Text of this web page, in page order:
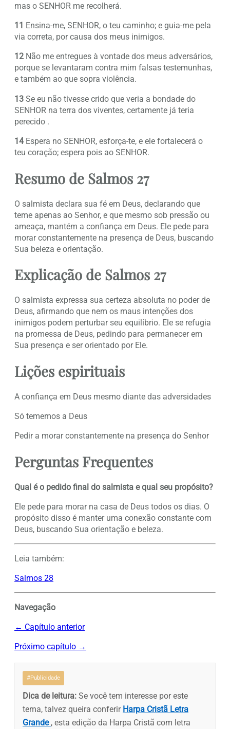
mas o SENHOR me recolherá.
11 Ensina-me, SENHOR, o teu caminho; e guia-me pela
via correta, por causa dos meus inimigos.
12 Não me entregues à vontade dos meus adversários,
porque se levantaram contra mim falsas testemunhas,
e também ao que sopra violência.
13 Se eu não tivesse crido que veria a bondade do
SENHOR na terra dos viventes, certamente já teria
perecido .
14Espera no SENHOR, esforça-te, e ele fortalecerá o
teu coração; espera pois ao SENHOR.
Resumo de Salmos 27
O salmista declara sua fé em Deus, declarando que
teme apenas ao Senhor, e que mesmo sob pressão ou
ameaça, mantém a confiança em Deus. Ele pede para
morar constantemente na presença de Deus, buscando
Sua beleza e orientação.
Explicação de Salmos 27
O salmista expressa sua certeza absoluta no poder de
Deus, afirmando que nem os maus intenções dos
inimigos podem perturbar seu equilíbrio. Ele se refugia
na promessa de Deus, pedindo para permanecer em
Sua presença e ser orientado por Ele.
Lições espirituais
A confiança em Deus mesmo diante das adversidades
Só tememos a Deus
Pedir a morar constantemente na presença do Senhor
Perguntas Frequentes
Qual é o pedido final do salmista e qual seu propósito?
Ele pede para morar na casa de Deus todos os dias. O
propósito disso é manter uma conexão constante com
Deus, buscando Sua orientação e beleza.
Leia também:
Salmos 28
Navegação
← Capítulo anterior
Próximo capítulo →
#Publicidade
Dica de leitura: Se você tem interesse por este
tema, talvez queira conferir Harpa Cristã Letra
Grande , esta edição da Harpa Cristã com letra